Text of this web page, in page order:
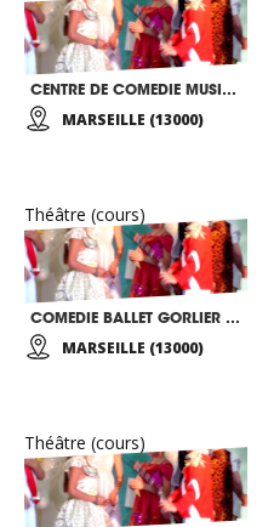
CENTRE DE COMEDIE MUSICALE ET DE DANSE DE MARSEILLE
MARSEILLE (13000)
Théâtre (cours)
COMEDIE BALLET GORLIER C BARCELO K
MARSEILLE (13000)
Théâtre (cours)